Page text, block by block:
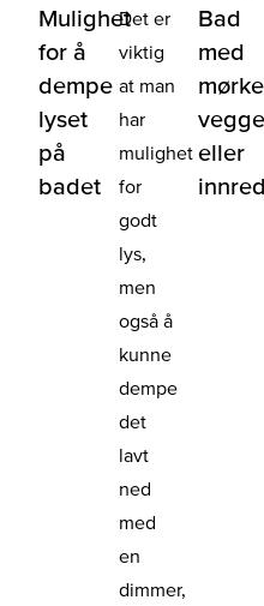
Mulighet
for å
dempe
lyset
på
badet
Det er
viktig
at man
har
mulighet
for
godt
lys,
men
også å
kunne
dempe
det
lavt
ned
med
en
dimmer,
Bad
med
mørke
eller